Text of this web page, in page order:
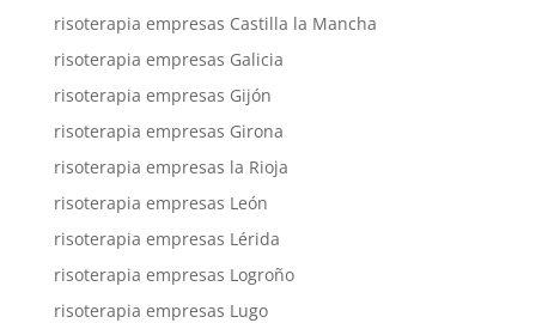
risoterapia empresas Castilla la Mancha
risoterapia empresas Galicia
risoterapia empresas Gijón
risoterapia empresas Girona
risoterapia empresas la Rioja
risoterapia empresas León
risoterapia empresas Lérida
risoterapia empresas Logroño
risoterapia empresas Lugo